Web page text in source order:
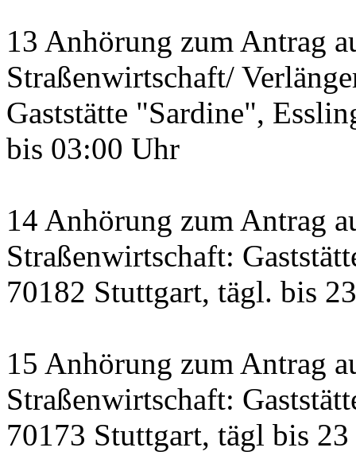
13 Anhörung zum Antrag
Straßenwirtschaft/
Gaststätte "Sardine",
bis 03:00 Uhr
14 Anhörung zum Antrag
Straßenwirtschaft:
70182 Stuttgart, tägl. bis
15 Anhörung zum Antrag
Straßenwirtschaft:
70173 Stuttgart, tägl bis